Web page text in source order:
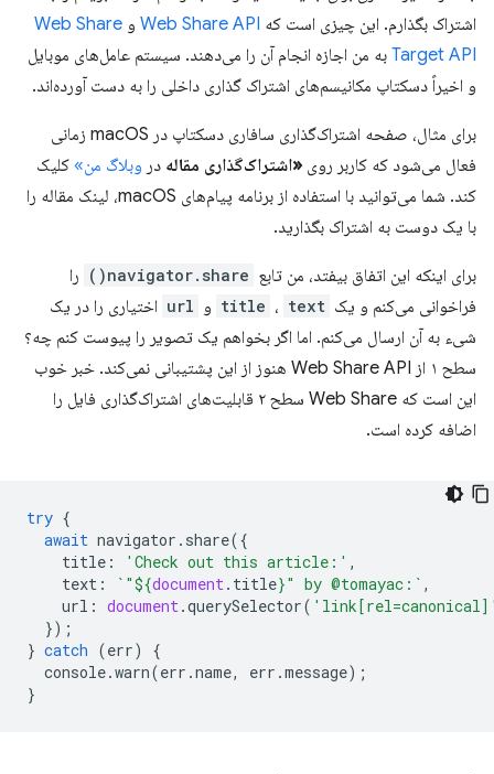
اشتراک بگذارم. این چیزی است که Web Share API و Web Share
Target API به من اجازه انجام آن را می‌دهند. سیستم عامل‌های موبایل
و اخیراً دسکتاپ مکانیسم‌های اشتراک گذاری داخلی را به دست آورده‌اند.
برای مثال، صفحه اشتراک‌گذاری سافاری دسکتاپ در macOS زمانی
فعال می‌شود که کاربر روی «اشتراک‌گذاری مقاله در وبلاگ من» کلیک
کند. شما می‌توانید با استفاده از برنامه پیام‌های macOS، لینک مقاله را
با یک دوست به اشتراک بگذارید.
برای اینکه این اتفاق بیفتد، من تابع navigator.share()
را
فراخوانی می‌کنم و یک
title ، text و url اختیاری را در یک
شیء به آن ارسال می‌کنم. اما اگر بخواهم یک تصویر را پیوست کنم چه؟
سطح ۱ از Web Share API هنوز از این پشتیبانی نمی‌کند. خبر خوب
این است که Web Share سطح ۲ قابلیت‌های اشتراک‌گذاری فایل را
اضافه کرده است.
try {
await navigator . share({
title : 'Check out this article:' ,
text : `"${document . title}" by @tomayac:` ,
url : document .querySelector(
});
} catch (err)
{
console.warn(err .name, err .message);
}